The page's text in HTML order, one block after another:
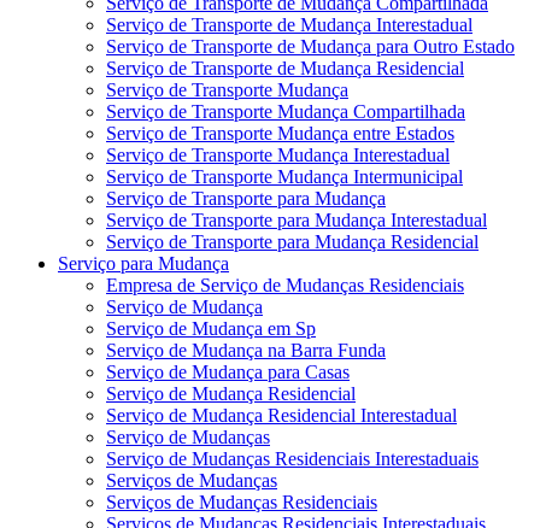
Serviço de Transporte de Mudança Interestadual
Serviço de Transporte de Mudança para Outro Estado
Serviço de Transporte de Mudança Residencial
Serviço de Transporte Mudança
Serviço de Transporte Mudança Compartilhada
Serviço de Transporte Mudança entre Estados
Serviço de Transporte Mudança Interestadual
Serviço de Transporte Mudança Intermunicipal
Serviço de Transporte para Mudança
Serviço de Transporte para Mudança Interestadual
Serviço de Transporte para Mudança Residencial
Serviço para Mudança
Empresa de Serviço de Mudanças Residenciais
Serviço de Mudança
Serviço de Mudança em Sp
Serviço de Mudança na Barra Funda
Serviço de Mudança para Casas
Serviço de Mudança Residencial
Serviço de Mudança Residencial Interestadual
Serviço de Mudanças
Serviço de Mudanças Residenciais Interestaduais
Serviços de Mudanças
Serviços de Mudanças Residenciais
Serviços de Mudanças Residenciais Interestaduais